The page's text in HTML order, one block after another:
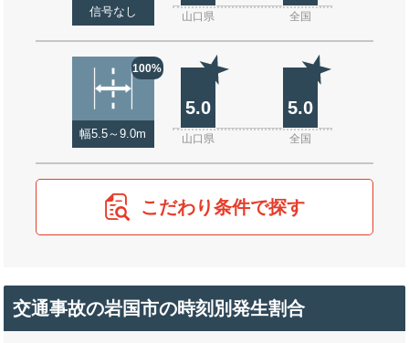
信号なし 山口県 全国
100%
幅5.5～9.0m
5.0 5.0
山口県 全国
こだわり条件で探す
交通事故の岩国市の時刻別発生割合